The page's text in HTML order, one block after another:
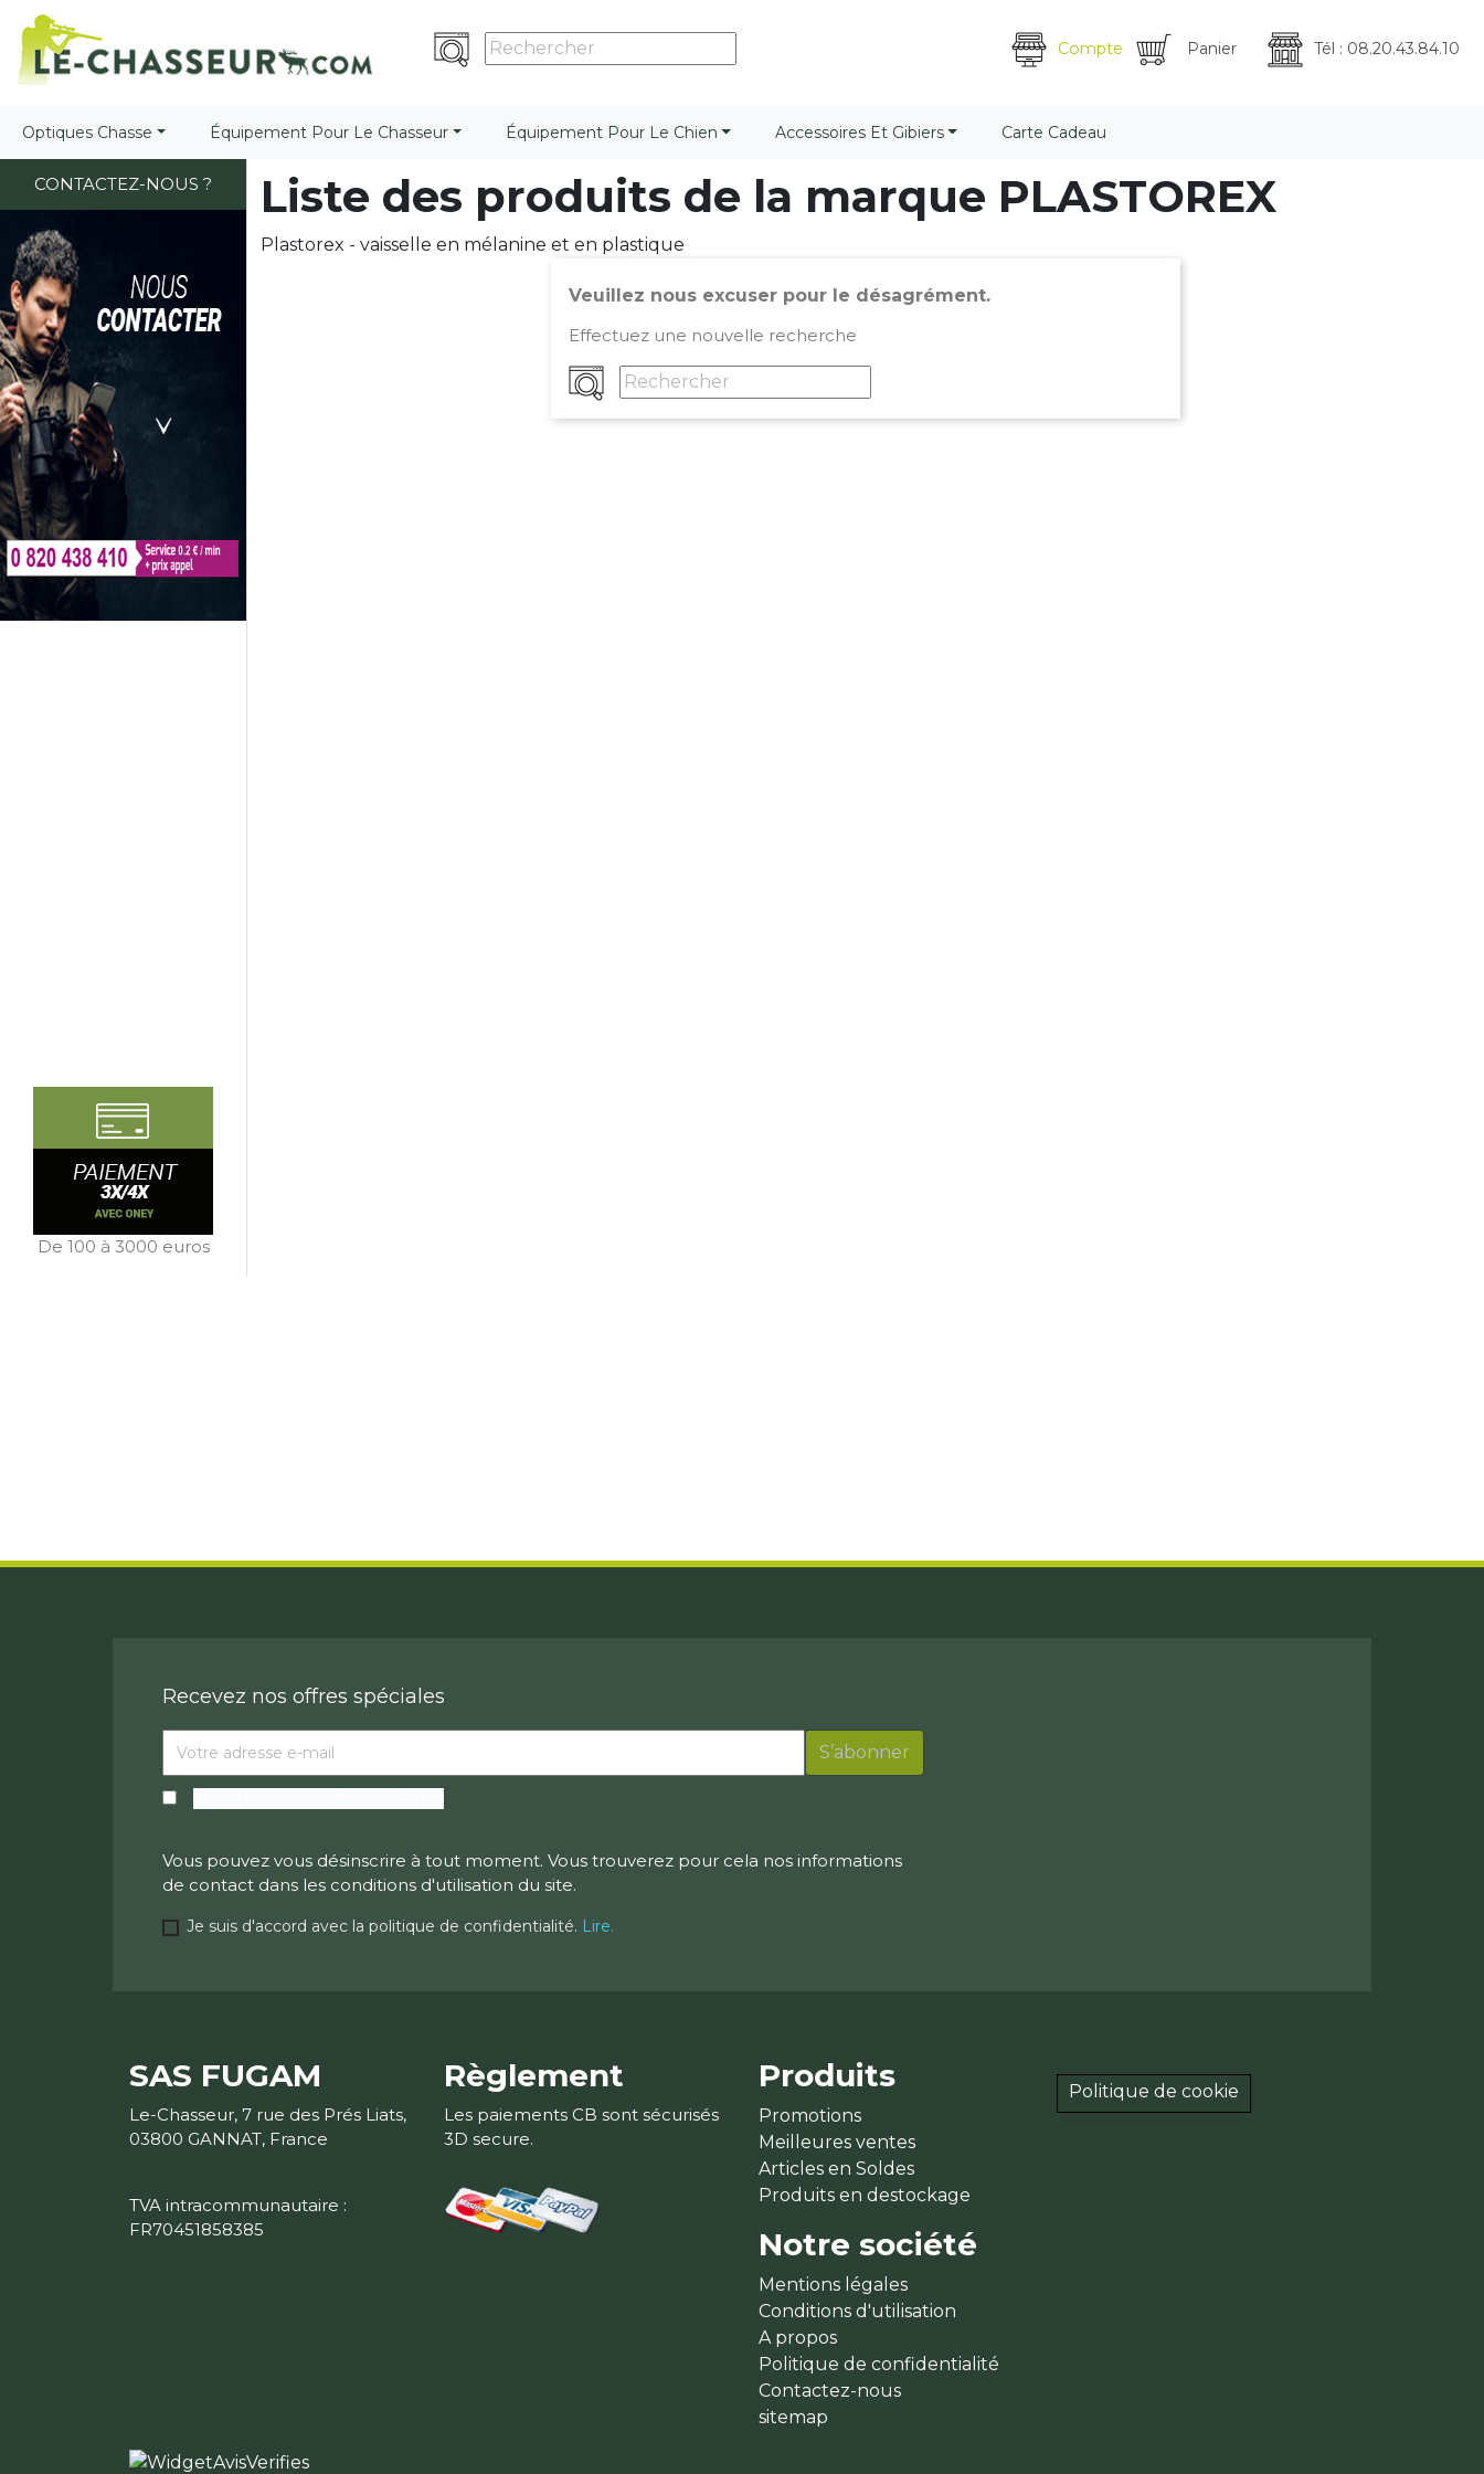
Compte Panier Tél : 08.20.43.84.10
Optiques Chasse Équipement Pour Le Chasseur Équipement Pour Le Chien Accessoires Et Gibiers Carte Cadeau
CONTACTEZ-NOUS ?
De 100 à 3000 euros
Liste des produits de la marque PLASTOREX
Plastorex - vaisselle en mélanine et en plastique
Veuillez nous excuser pour le désagrément.
Effectuez une nouvelle recherche
Recevez nos offres spéciales
Vous pouvez vous désinscrire à tout moment. Vous trouverez pour cela nos informations
de contact dans les conditions d'utilisation du site.
Je suis d'accord avec la politique de confidentialité. Lire.
SAS FUGAM
Le-Chasseur, 7 rue des Prés Liats,
03800 GANNAT, France
TVA intracommunautaire :
FR70451858385
Règlement
Les paiements CB sont sécurisés
3D secure.
Produits
Promotions
Meilleures ventes
Articles en Soldes
Produits en destockage
Notre société
Mentions légales
Conditions d'utilisation
A propos
Politique de confidentialité
Contactez-nous
sitemap
Politique de cookie